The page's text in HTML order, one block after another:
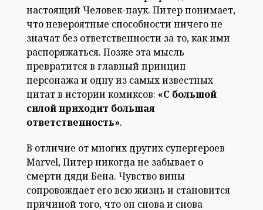
настоящий Человек-паук. Питер понимает,
что невероятные способности ничего не
значат без ответственности за то, как ими
распоряжаться. Позже эта мысль
превратится в главный принцип
персонажа и одну из самых известных
цитат в истории комиксов: «С большой
силой приходит большая
ответственность».
В отличие от многих других супергероев
Marvel, Питер никогда не забывает о
смерти дяди Бена. Чувство вины
сопровождает его всю жизнь и становится
причиной того, что он снова и снова